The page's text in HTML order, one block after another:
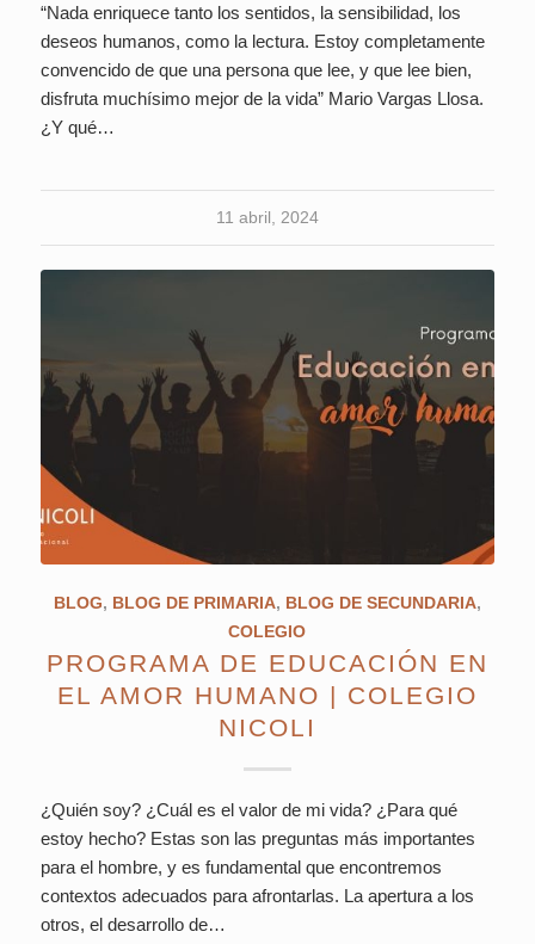
“Nada enriquece tanto los sentidos, la sensibilidad, los
deseos humanos, como la lectura. Estoy completamente
convencido de que una persona que lee, y que lee bien,
disfruta muchísimo mejor de la vida” Mario Vargas Llosa.
¿Y qué…
11 abril, 2024
BLOG, BLOG DE PRIMARIA, BLOG DE SECUNDARIA,
COLEGIO
PROGRAMA DE EDUCACIÓN EN
EL AMOR HUMANO | COLEGIO
NICOLI
¿Quién soy? ¿Cuál es el valor de mi vida? ¿Para qué
estoy hecho? Estas son las preguntas más importantes
para el hombre, y es fundamental que encontremos
contextos adecuados para afrontarlas. La apertura a los
otros, el desarrollo de…